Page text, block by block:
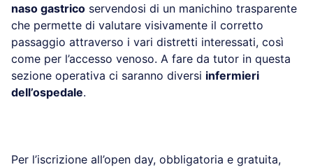
naso gastrico servendosi di un manichino trasparente
che permette di valutare visivamente il corretto
passaggio attraverso i vari distretti interessati, così
come per l’accesso venoso. A fare da tutor in questa
sezione operativa ci saranno diversi infermieri
dell’ospedale.
Per l’iscrizione all’open day, obbligatoria e gratuita,